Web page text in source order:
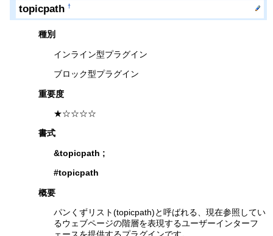
topicpath †
種別
インライン型プラグイン
ブロック型プラグイン
重要度
★☆☆☆☆
書式
&topicpath ;
#topicpath
概要
パンくずリスト(topicpath)と呼ばれる、現在参照してい
るウェブページの階層を表現するユーザーインターフ